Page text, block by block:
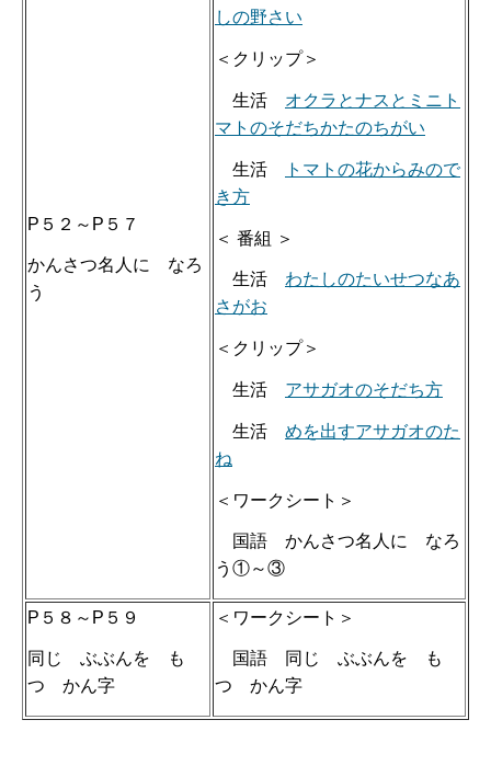
P５２～P５７
かんさつ名人に なろ
う
しの野さい
＜クリップ＞
生活 オクラとナスとミニト
マトのそだちかたのちがい
生活
トマトの花からみので
き方
＜ 番組 ＞
生活 わたしのたいせつなあ
さがお
＜クリップ＞
生活 アサガオのそだち方
生活 めを出すアサガオのた
ね
＜ワークシート＞
国語 かんさつ名人に なろ
う①～③
P５８～P５９
同じ ぶぶんを も
つ かん字
＜ワークシート＞
国語 同じ ぶぶんを も
つ かん字